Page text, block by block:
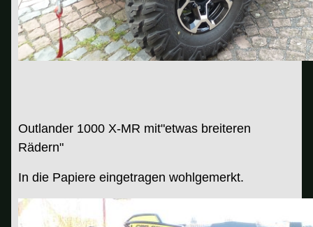
Outlander 1000 X-MR mit"etwas breiteren
Rädern"
In die Papiere eingetragen wohlgemerkt.